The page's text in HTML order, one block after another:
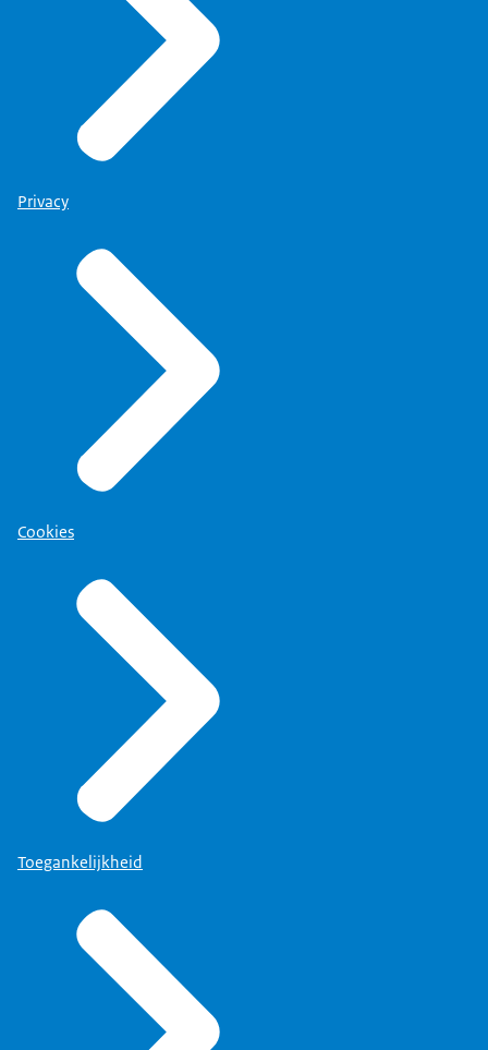
Privacy
Cookies
Toegankelijkheid